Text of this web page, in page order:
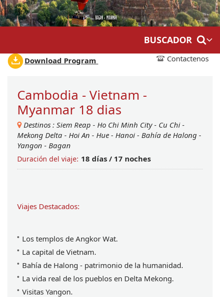
BUSCADOR
Download Program Contactenos
Cambodia - Vietnam -
Myanmar 18 dias
Destinos : Siem Reap - Ho Chi Minh City- Cu Chi -
Mekong Delta - Hoi An - Hue - Hanoi - Bahía de Halong -
Yangon - Bagan
Duración del viaje: 18 dí­as / 17 noches
Viajes Destacados:
Los templos de Angkor Wat.
La capital de Vietnam.
Bahía de Halong - patrimonio de la humanidad.
La vida real de los pueblos en Delta Mekong.
Visitas Yangon.